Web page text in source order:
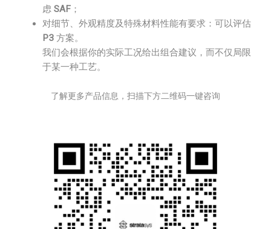
虑 SAF ；
对细节、外观精度及特殊材料性能有要求：可以评估
P3 方案。
我们会根据你的实际工况给出组合建议，而不仅局限
于某一种工艺。
了解更多产品信息，扫描下方二维码一键咨询